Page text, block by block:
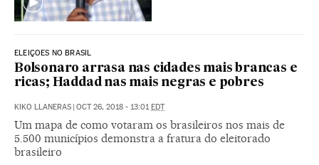
ELEIÇOES NO BRASIL
Bolsonaro arrasa nas cidades mais brancas e
ricas; Haddad nas mais negras e pobres
KIKO LLANERAS | OCT 26, 2018 - 13:01EDT
Um mapa de como votaram os brasileiros nos mais de
5.500 municípios demonstra a fratura do eleitorado
brasileiro